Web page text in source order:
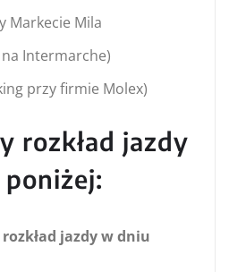
Markecie Mila
Intermarche)
przy firmie Molex)
rozkład jazdy
rozkład jazdy w dniu